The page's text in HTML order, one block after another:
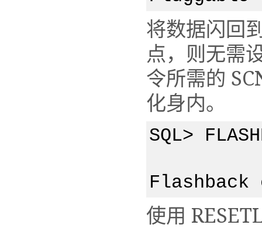
将数据闪回
点，则无需
令所需的
化身内。
SQL>
Flashback
使用